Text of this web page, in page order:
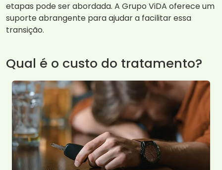
etapas pode ser abordada. A Grupo ViDA oferece um
suporte abrangente para ajudar a facilitar essa
transição.
Qual é o custo do tratamento?